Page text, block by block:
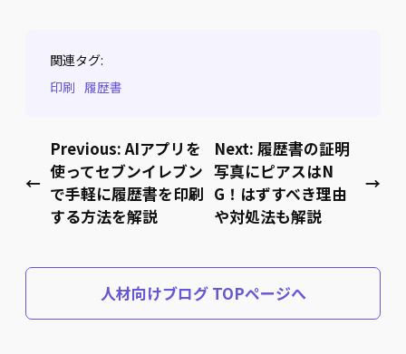
関連タグ:
印刷 履歴書
←
Previous:AIアプリを
使ってセブンイレブン
で手軽に履歴書を印刷
する方法を解説
Next:履歴書の証明
写真にピアスはN
G！はずすべき理由
や対処法も解説
→
人材向けブログ TOPページへ